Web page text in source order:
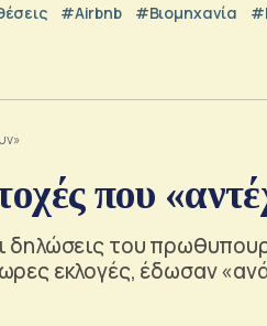
#Airbnb #Βιομηχανία
που
δηλώσεις του
εκλογές, έδωσαν